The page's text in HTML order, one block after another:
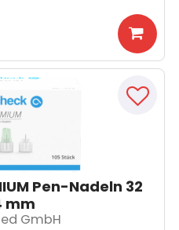
Pen-Nadeln 32
mm
GmbH